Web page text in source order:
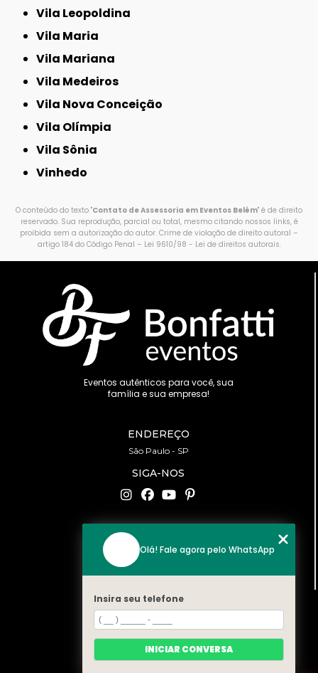
Vila Leopoldina
Vila Maria
Vila Mariana
Vila Medeiros
Vila Nova Conceição
Vila Olímpia
Vila Sônia
Vinhedo
O conteúdo do texto "Contato de Assessoria em Eventos Belém" é de direito
reservado. Sua reprodução, parcial ou total, mesmo citando nossos links, é
proibida sem a autorização do autor. Crime de violação de direito autoral –
artigo 184 do Código Penal – Lei 9610/98 - Lei de direitos autorais.
Eventos autênticos para você, sua
família e sua empresa!
ENDEREÇO
São Paulo - SP
SIGA-NOS
CONTATO
(11) 94519-2422
contato@bonfattieventos.com.br
MENU
HOME
A BONFATTI
SERVIÇOS
Olá! Fale agora pelo WhatsApp
Insira seu telefone
INICIAR CONVERSA